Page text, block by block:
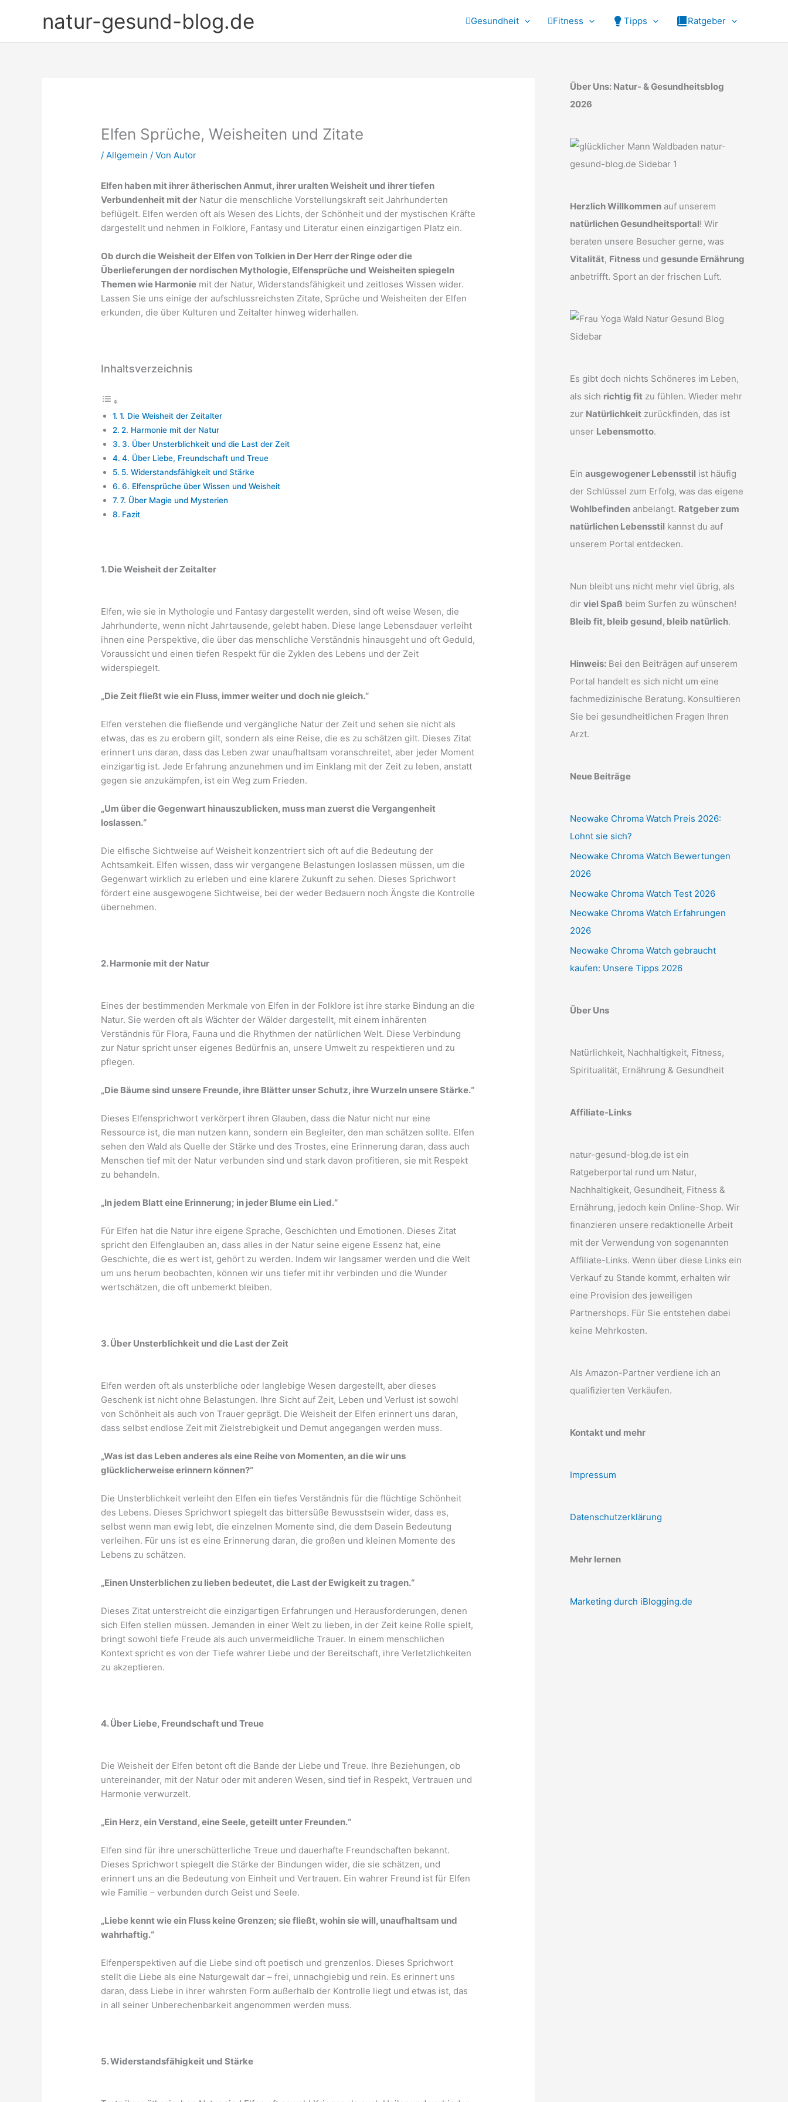
natur-gesund-blog.de Gesundheit Fitness Tipps Ratgeber
Elfen Sprüche, Weisheiten und Zitate
/Allgemein / VonAutor
Elfen haben mit ihrer ätherischen Anmut, ihrer uralten Weisheit und ihrer tiefen
Verbundenheit mit der Natur die menschliche Vorstellungskraft seit Jahrhunderten
beflügelt. Elfen werden oft als Wesen des Lichts, der Schönheit und der mystischen Kräfte
dargestellt und nehmen in Folklore, Fantasy und Literatur einen einzigartigen Platz ein.
Ob durch die Weisheit der Elfen von Tolkien in Der Herr der Ringe oder die
Überlieferungen der nordischen Mythologie, Elfensprüche und Weisheiten spiegeln
Themen wie Harmonie mit der Natur, Widerstandsfähigkeit und zeitloses Wissen wider.
Lassen Sie uns einige der aufschlussreichsten Zitate, Sprüche und Weisheiten der Elfen
erkunden, die über Kulturen und Zeitalter hinweg widerhallen.
Inhaltsverzeichnis
1. Die Weisheit der Zeitalter
2. Harmonie mit der Natur
3. Über Unsterblichkeit und die Last der Zeit
4. Über Liebe, Freundschaft und Treue
5. Widerstandsfähigkeit und Stärke
6. Elfensprüche über Wissen und Weisheit
7. Über Magie und Mysterien
Fazit
1. Die Weisheit der Zeitalter
Elfen, wie sie in Mythologie und Fantasy dargestellt werden, sind oft weise Wesen, die
Jahrhunderte, wenn nicht Jahrtausende, gelebt haben. Diese lange Lebensdauer verleiht
ihnen eine Perspektive, die über das menschliche Verständnis hinausgeht und oft Geduld,
Voraussicht und einen tiefen Respekt für die Zyklen des Lebens und der Zeit
widerspiegelt.
„Die Zeit fließt wie ein Fluss, immer weiter und doch nie gleich.“
Elfen verstehen die fließende und vergängliche Natur der Zeit und sehen sie nicht als
etwas, das es zu erobern gilt, sondern als eine Reise, die es zu schätzen gilt. Dieses Zitat
erinnert uns daran, dass das Leben zwar unaufhaltsam voranschreitet, aber jeder Moment
einzigartig ist. Jede Erfahrung anzunehmen und im Einklang mit der Zeit zu leben, anstatt
gegen sie anzukämpfen, ist ein Weg zum Frieden.
„Um über die Gegenwart hinauszublicken, muss man zuerst die Vergangenheit
loslassen.“
Die elfische Sichtweise auf Weisheit konzentriert sich oft auf die Bedeutung der
Achtsamkeit. Elfen wissen, dass wir vergangene Belastungen loslassen müssen, um die
Gegenwart wirklich zu erleben und eine klarere Zukunft zu sehen. Dieses Sprichwort
fördert eine ausgewogene Sichtweise, bei der weder Bedauern noch Ängste die Kontrolle
übernehmen.
2. Harmonie mit der Natur
Eines der bestimmenden Merkmale von Elfen in der Folklore ist ihre starke Bindung an die
Natur. Sie werden oft als Wächter der Wälder dargestellt, mit einem inhärenten
Verständnis für Flora, Fauna und die Rhythmen der natürlichen Welt. Diese Verbindung
zur Natur spricht unser eigenes Bedürfnis an, unsere Umwelt zu respektieren und zu
pflegen.
„Die Bäume sind unsere Freunde, ihre Blätter unser Schutz, ihre Wurzeln unsere Stärke.“
Dieses Elfensprichwort verkörpert ihren Glauben, dass die Natur nicht nur eine
Ressource ist, die man nutzen kann, sondern ein Begleiter, den man schätzen sollte. Elfen
sehen den Wald als Quelle der Stärke und des Trostes, eine Erinnerung daran, dass auch
Menschen tief mit der Natur verbunden sind und stark davon profitieren, sie mit Respekt
zu behandeln.
„In jedem Blatt eine Erinnerung; in jeder Blume ein Lied.“
Für Elfen hat die Natur ihre eigene Sprache, Geschichten und Emotionen. Dieses Zitat
spricht den Elfenglauben an, dass alles in der Natur seine eigene Essenz hat, eine
Geschichte, die es wert ist, gehört zu werden. Indem wir langsamer werden und die Welt
um uns herum beobachten, können wir uns tiefer mit ihr verbinden und die Wunder
wertschätzen, die oft unbemerkt bleiben.
3. Über Unsterblichkeit und die Last der Zeit
Elfen werden oft als unsterbliche oder langlebige Wesen dargestellt, aber dieses
Geschenk ist nicht ohne Belastungen. Ihre Sicht auf Zeit, Leben und Verlust ist sowohl
von Schönheit als auch von Trauer geprägt. Die Weisheit der Elfen erinnert uns daran,
dass selbst endlose Zeit mit Zielstrebigkeit und Demut angegangen werden muss.
„Was ist das Leben anderes als eine Reihe von Momenten, an die wir uns
glücklicherweise erinnern können?“
Die Unsterblichkeit verleiht den Elfen ein tiefes Verständnis für die flüchtige Schönheit
des Lebens. Dieses Sprichwort spiegelt das bittersüße Bewusstsein wider, dass es,
selbst wenn man ewig lebt, die einzelnen Momente sind, die dem Dasein Bedeutung
verleihen. Für uns ist es eine Erinnerung daran, die großen und kleinen Momente des
Lebens zu schätzen.
„Einen Unsterblichen zu lieben bedeutet, die Last der Ewigkeit zu tragen.“
Dieses Zitat unterstreicht die einzigartigen Erfahrungen und Herausforderungen, denen
sich Elfen stellen müssen. Jemanden in einer Welt zu lieben, in der Zeit keine Rolle spielt,
bringt sowohl tiefe Freude als auch unvermeidliche Trauer. In einem menschlichen
Kontext spricht es von der Tiefe wahrer Liebe und der Bereitschaft, ihre Verletzlichkeiten
zu akzeptieren.
4. Über Liebe, Freundschaft und Treue
Die Weisheit der Elfen betont oft die Bande der Liebe und Treue. Ihre Beziehungen, ob
untereinander, mit der Natur oder mit anderen Wesen, sind tief in Respekt, Vertrauen und
Harmonie verwurzelt.
„Ein Herz, ein Verstand, eine Seele, geteilt unter Freunden.“
Elfen sind für ihre unerschütterliche Treue und dauerhafte Freundschaften bekannt.
Dieses Sprichwort spiegelt die Stärke der Bindungen wider, die sie schätzen, und
erinnert uns an die Bedeutung von Einheit und Vertrauen. Ein wahrer Freund ist für Elfen
wie Familie – verbunden durch Geist und Seele.
„Liebe kennt wie ein Fluss keine Grenzen; sie fließt, wohin sie will, unaufhaltsam und
wahrhaftig.“
Elfenperspektiven auf die Liebe sind oft poetisch und grenzenlos. Dieses Sprichwort
stellt die Liebe als eine Naturgewalt dar – frei, unnachgiebig und rein. Es erinnert uns
daran, dass Liebe in ihrer wahrsten Form außerhalb der Kontrolle liegt und etwas ist, das
in all seiner Unberechenbarkeit angenommen werden muss.
5. Widerstandsfähigkeit und Stärke
Über Uns: Natur- & Gesundheitsblog
2026
Herzlich Willkommen auf unserem
natürlichen Gesundheitsportal! Wir
beraten unsere Besucher gerne, was
Vitalität, Fitness und gesunde Ernährung
anbetrifft. Sport an der frischen Luft.
Es gibt doch nichts Schöneres im Leben,
als sich richtig fit zu fühlen. Wieder mehr
zur Natürlichkeit zurückfinden, das ist
unser Lebensmotto.
Ein ausgewogener Lebensstil ist häufig
der Schlüssel zum Erfolg, was das eigene
Wohlbefinden anbelangt. Ratgeber zum
natürlichen Lebensstil kannst du auf
unserem Portal entdecken.
Nun bleibt uns nicht mehr viel übrig, als
dir viel Spaß beim Surfen zu wünschen!
Bleib fit, bleib gesund, bleib natürlich.
Hinweis: Bei den Beiträgen auf unserem
Portal handelt es sich nicht um eine
fachmedizinische Beratung. Konsultieren
Sie bei gesundheitlichen Fragen Ihren
Arzt.
Neue Beiträge
Neowake Chroma Watch Preis 2026:
Lohnt sie sich?
Neowake Chroma Watch Bewertungen
2026
Neowake Chroma Watch Test 2026
Neowake Chroma Watch Erfahrungen
2026
Neowake Chroma Watch gebraucht
kaufen: Unsere Tipps 2026
Über Uns
Natürlichkeit, Nachhaltigkeit, Fitness,
Spiritualität, Ernährung & Gesundheit
Affiliate-Links
natur-gesund-blog.de ist ein
Ratgeberportal rund um Natur,
Nachhaltigkeit, Gesundheit, Fitness &
Ernährung, jedoch kein Online-Shop. Wir
finanzieren unsere redaktionelle Arbeit
mit der Verwendung von sogenannten
Affiliate-Links. Wenn über diese Links ein
Verkauf zu Stande kommt, erhalten wir
eine Provision des jeweiligen
Partnershops. Für Sie entstehen dabei
keine Mehrkosten.
Als Amazon-Partner verdiene ich an
qualifizierten Verkäufen.
Kontakt und mehr
Impressum
Datenschutzerklärung
Mehr lernen
Marketing durch iBlogging.de